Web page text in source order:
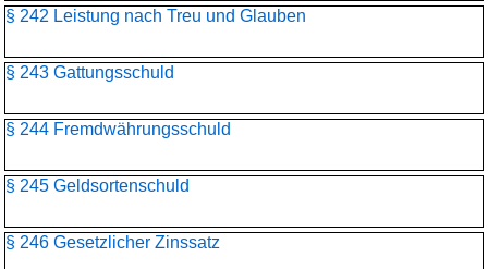
§ 242 Leistung nach Treu und Glauben
§ 243 Gattungsschuld
§ 244 Fremdwährungsschuld
§ 245 Geldsortenschuld
§ 246 Gesetzlicher Zinssatz